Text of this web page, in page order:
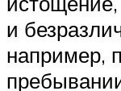
и
например,